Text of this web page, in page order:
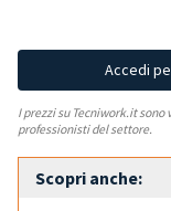
Accedi
I prezzi su Tecniwork.it
professionisti del settore.
Scopri anche: